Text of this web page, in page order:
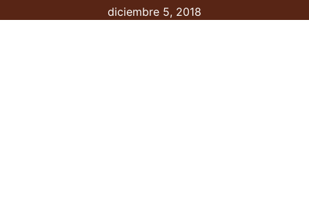
diciembre 5, 2018